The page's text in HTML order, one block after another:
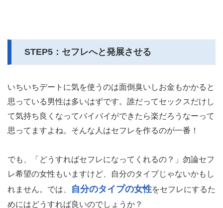
STEP5：セフレへと発展させる
いちいちデートに気を使うのは面倒臭いしお金もかかると
思っている男性は多いはずです。誰だってセックスだけし
て気持ち良くなってバイバイができたら楽だろうなーって
思ってますよね。そんな人はセフレを作るのが一番！
でも、「どうすればセフレになってくれるの？」勿論セフ
レ希望の女性もいますけど、自分のタイプじゃないかもし
れません。では、
自分のタイプの女性をセフレにするた
めにはどうすれば良いのでしょうか？